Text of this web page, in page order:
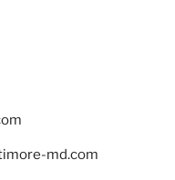
md.com